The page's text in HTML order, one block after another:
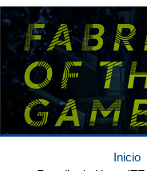
Inicio